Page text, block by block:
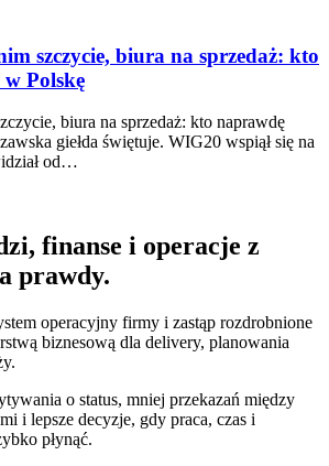
szczycie, biura na sprzedaż: kto
Polskę
biura na sprzedaż: kto naprawdę
giełda świętuje. WIG20 wspiął się na
od…
finanse i operacje z
prawdy.
operacyjny firmy i zastąp rozdrobnione
biznesową dla delivery, planowania
o status, mniej przekazań między
i lepsze decyzje, gdy praca, czas i
płynąć.